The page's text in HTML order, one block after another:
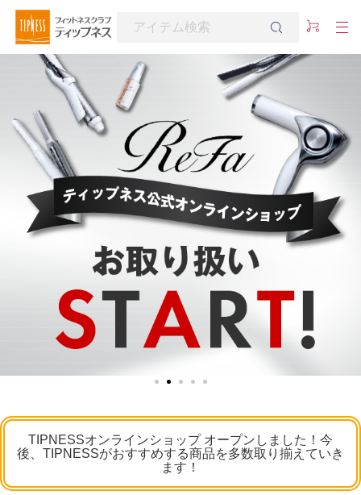
TIPNESSオンラインショップ オープンしました！今
後、TIPNESSがおすすめする商品を多数取り揃えていき
ます！